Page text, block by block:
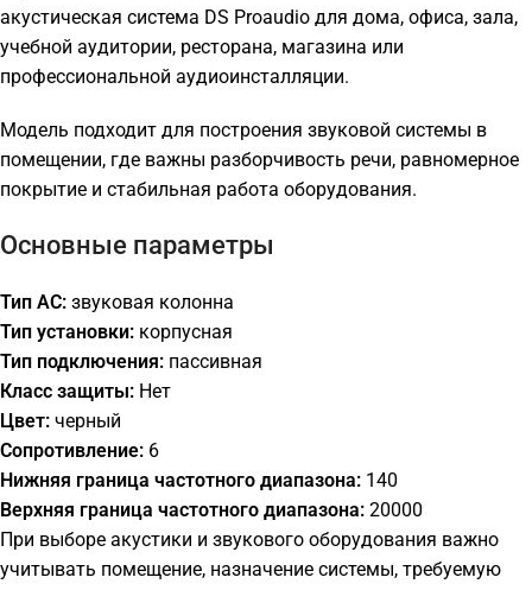
акустическая система DS Proaudio для дома, офиса, зала,
учебной аудитории, ресторана, магазина или
профессиональной аудиоинсталляции.
Модель подходит для построения звуковой системы в
помещении, где важны разборчивость речи, равномерное
покрытие и стабильная работа оборудования.
Основные параметры
Тип АС: звуковая колонна
Тип установки: корпусная
Тип подключения: пассивная
Класс защиты: Нет
Цвет: черный
Сопротивление: 6
Нижняя граница частотного диапазона: 140
Верхняя граница частотного диапазона: 20000
При выборе акустики и звукового оборудования важно
учитывать помещение, назначение системы, требуемую